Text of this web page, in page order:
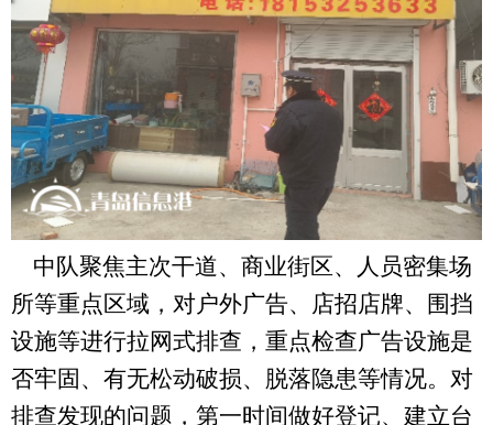
中队聚焦主次干道、商业街区、人员密集场
所等重点区域，对户外广告、店招店牌、围挡
设施等进行拉网式排查，重点检查广告设施是
否牢固、有无松动破损、脱落隐患等情况。对
排查发现的问题，第一时间做好登记、建立台